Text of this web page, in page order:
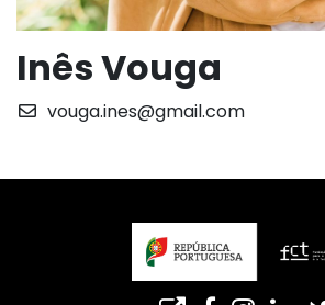
Inês Vouga
vouga.ines@gmail.com